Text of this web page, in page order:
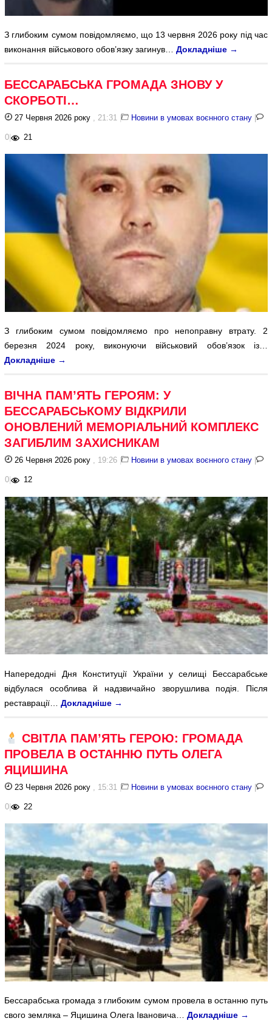
З глибоким сумом повідомляємо, що 13 червня 2026 року під час
виконання військового обов’язку загинув…Докладніше →
БЕССАРАБСЬКА ГРОМАДА ЗНОВУ У
СКОРБОТІ…
27 Червня 2026 року , 21:31 | Новини в умовах воєнного стану |
0 | 21
З глибоким сумом повідомляємо про непоправну втрату. 2
березня 2024 року, виконуючи військовий обов’язок із…
Докладніше →
ВІЧНА ПАМ’ЯТЬ ГЕРОЯМ: У
БЕССАРАБСЬКОМУ ВІДКРИЛИ
ОНОВЛЕНИЙ МЕМОРІАЛЬНИЙ КОМПЛЕКС
ЗАГИБЛИМ ЗАХИСНИКАМ
26 Червня 2026 року , 19:26 | Новини в умовах воєнного стану |
0 | 12
Напередодні Дня Конституції України у селищі Бессарабське
відбулася особлива й надзвичайно зворушлива подія. Після
реставрації…Докладніше →
СВІТЛА ПАМ’ЯТЬ ГЕРОЮ: ГРОМАДА
ПРОВЕЛА В ОСТАННЮ ПУТЬ ОЛЕГА
ЯЦИШИНА
23 Червня 2026 року , 15:31 | Новини в умовах воєнного стану |
0 | 22
Бессарабська громада з глибоким сумом провела в останню путь
свого земляка – Яцишина Олега Івановича…Докладніше →